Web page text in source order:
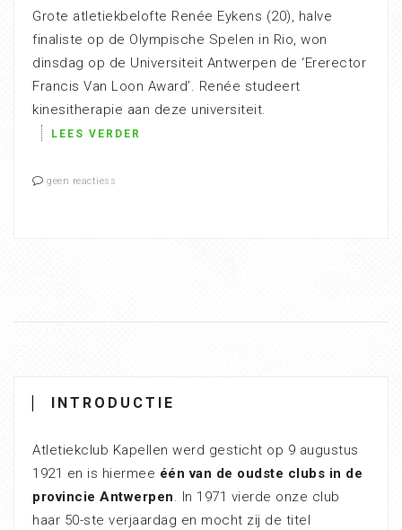
Grote atletiekbelofte Renée Eykens (20), halve
finaliste op de Olympische Spelen in Rio, won
dinsdag op de Universiteit Antwerpen de ‘Ererector
Francis Van Loon Award’. Renée studeert
kinesitherapie aan deze universiteit.
LEES VERDER
geen reactiess
INTRODUCTIE
Atletiekclub Kapellen werd gesticht op 9 augustus
1921 en is hiermee één van de oudste clubs in de
provincie Antwerpen. In 1971 vierde onze club
haar 50-ste verjaardag en mocht zij de titel